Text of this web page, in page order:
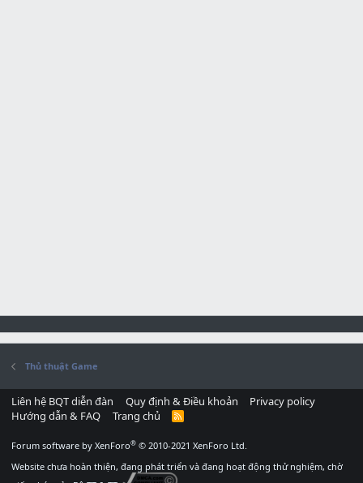
Thủ thuật Game
Liên hệ BQT diễn đàn Quy định & Điều khoản
Privacy policy
Hướng dẫn & FAQ
Trang chủ
R
Forum software by XenForo® © 2010-2021 XenForo Ltd.
Website chưa hoàn thiện, đang phát triển và đang hoạt động thử nghiệm, chờ